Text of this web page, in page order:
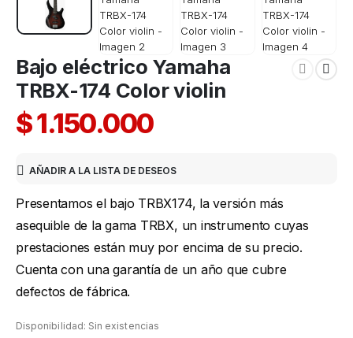
Bajo eléctrico Yamaha
TRBX-174 Color violin
$1.150.000
AÑADIR A LA LISTA DE DESEOS
Presentamos el bajo TRBX174, la versión más
asequible de la gama TRBX, un instrumento cuyas
prestaciones están muy por encima de su precio.
Cuenta con una garantía de un año que cubre
defectos de fábrica.
Disponibilidad: Sin existencias